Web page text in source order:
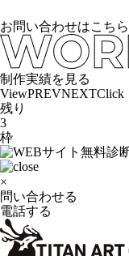
お問い合わせはこち
制作実績を見る
ViewPREVNEXTClick
残り
3
枠
×
問い合わせる
電話する